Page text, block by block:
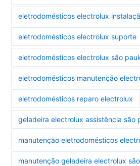
eletrodomésticos electrolux
eletrodomésticos electrolux suporte
eletrodomésticos electrolux são
eletrodomésticos manutenção
eletrodomésticos reparo electrolux
geladeira electrolux assistência são
manutenção eletrodomésticos
manutenção geladeira electrolux